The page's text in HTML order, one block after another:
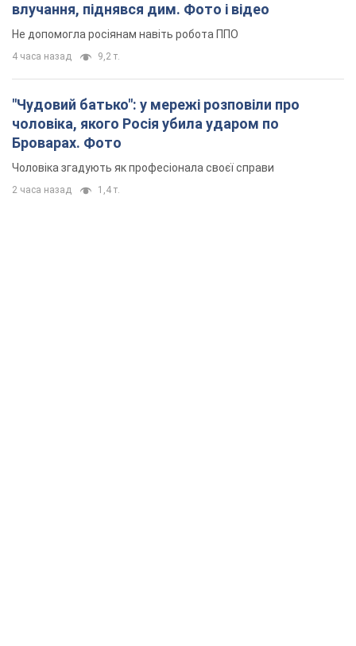
влучання, піднявся дим. Фото і відео
Не допомогла росіянам навіть робота ППО
4 часа назад 9,2 т.
"Чудовий батько": у мережі розповіли про
чоловіка, якого Росія убила ударом по
Броварах. Фото
Чоловіка згадують як професіонала своєї справи
2 часа назад 1,4 т.